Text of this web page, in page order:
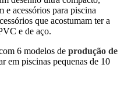
e acessórios para piscina
que acostumam ter a
e de aço.
6 modelos de produção de
em piscinas pequenas de 10